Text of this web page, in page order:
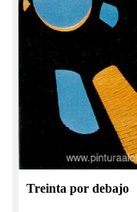
Treinta por debajo